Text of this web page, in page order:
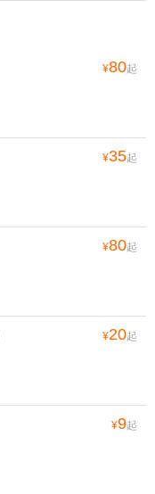
¥80起
¥35起
¥80起
¥20起
¥9起